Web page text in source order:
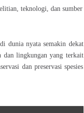
teknologi, dan sumber
dunia nyata semakin dekat
dan lingkungan yang terkait
dan preservasi spesies